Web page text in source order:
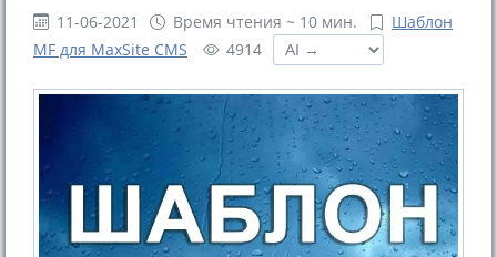
11-06-2021 Время чтения ~ 10 мин.
Шаблон
MF для MaxSite CMS
4914